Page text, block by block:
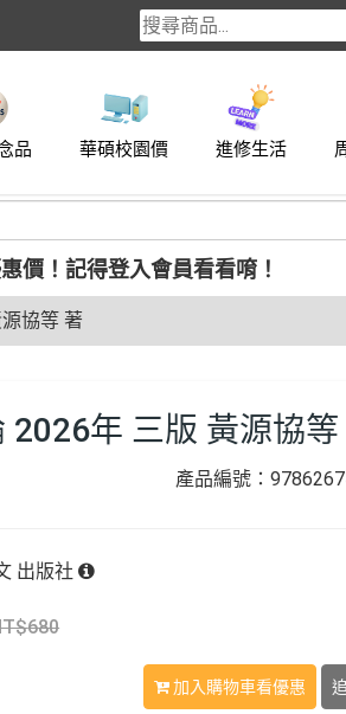
品 華碩校園價 進修生活
價！ 記得登入會員看看唷！
協等 著
2026年 三版 黃源協等
產品編號：
出版社
680
加入購物車看優惠